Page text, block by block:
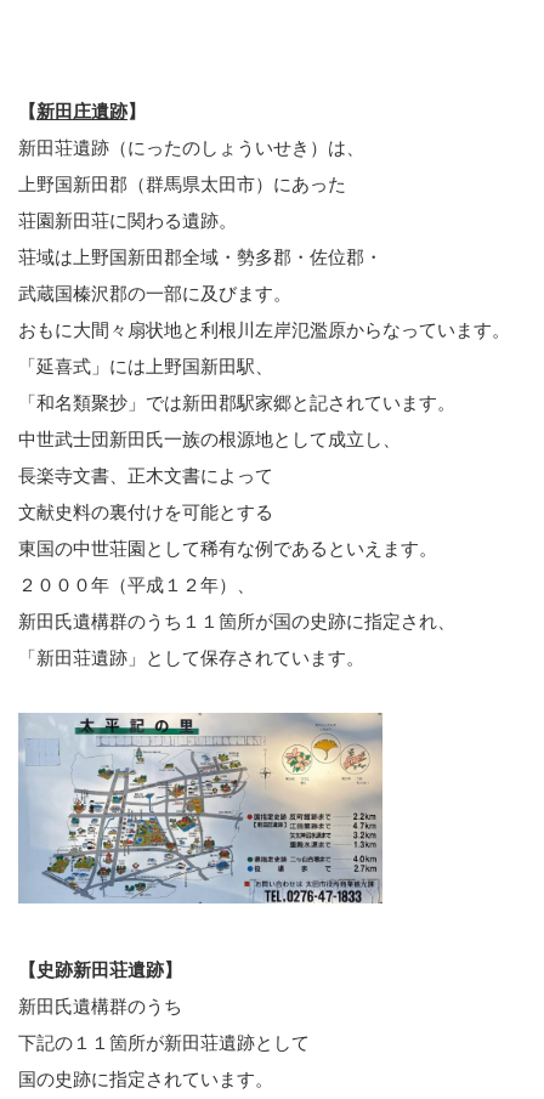
【新田庄遺跡】
新田荘遺跡（にったのしょういせき）は、
上野国新田郡（群馬県太田市）にあった
荘園新田荘に関わる遺跡。
荘域は上野国新田郡全域・勢多郡・佐位郡・
武蔵国榛沢郡の一部に及びます。
おもに大間々扇状地と利根川左岸氾濫原からなっています。
「延喜式」には上野国新田駅、
「和名類聚抄」では新田郡駅家郷と記されています。
中世武士団新田氏一族の根源地として成立し、
長楽寺文書、正木文書によって
文献史料の裏付けを可能とする
東国の中世荘園として稀有な例であるといえます。
２０００年（平成１２年）、
新田氏遺構群のうち１１箇所が国の史跡に指定され、
「新田荘遺跡」として保存されています。
【史跡新田荘遺跡】
新田氏遺構群のうち
下記の１１箇所が新田荘遺跡として
国の史跡に指定されています。